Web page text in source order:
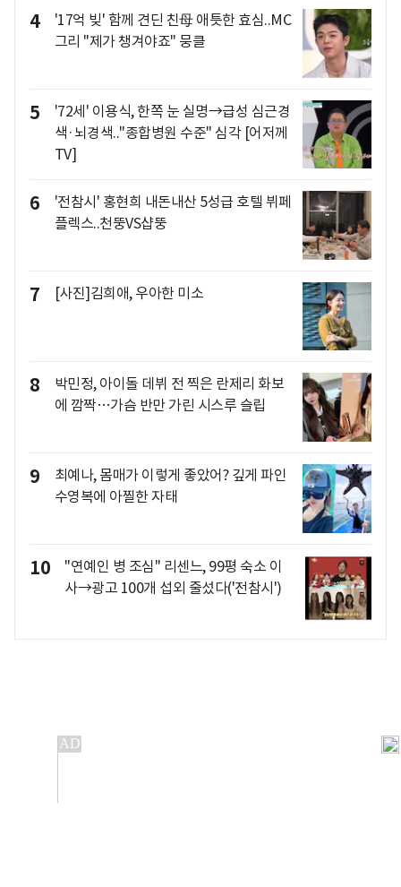
4
'17억 빚' 함께 견딘 친母 애틋한 효심..MC
그리 "제가 챙겨야죠" 뭉클
5
'72세' 이용식, 한쪽 눈 실명→급성 심근경
색·뇌경색.."종합병원 수준" 심각 [어저께
TV]
6
'전참시' 홍현희 내돈내산 5성급 호텔 뷔페
플렉스..천뚱VS샵뚱
7 [사진]김희애, 우아한 미소
8
박민정, 아이돌 데뷔 전 찍은 란제리 화보
에 깜짝…가슴 반만 가린 시스루 슬립
9
최예나, 몸매가 이렇게 좋았어? 깊게 파인
수영복에 아찔한 자태
10
"연예인 병 조심" 리센느, 99평 숙소 이
사→광고 100개 섭외 줄섰다('전참시')